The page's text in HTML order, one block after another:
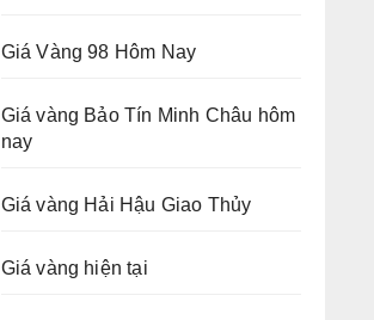
Giá Vàng 98 Hôm Nay
Giá vàng Bảo Tín Minh Châu hôm
nay
Giá vàng Hải Hậu Giao Thủy
Giá vàng hiện tại